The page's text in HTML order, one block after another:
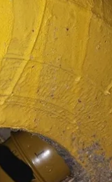
Нацполиция
что он
место
с детской
сын принес
когда